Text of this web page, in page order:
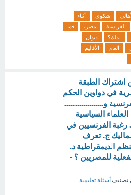
شكوى
أثناء
الفرنسية مصر،
فما
بذلك؟
ديوان
العام
الأقاليم
اشتراك الطبقة
في دواوين الحكم
و....................
العلماء السياسية
الفرنسيين في
ج. تعرف
الديمقراطية د.
للمصريين ؟ -
تصنيف أسئلة تعليمية